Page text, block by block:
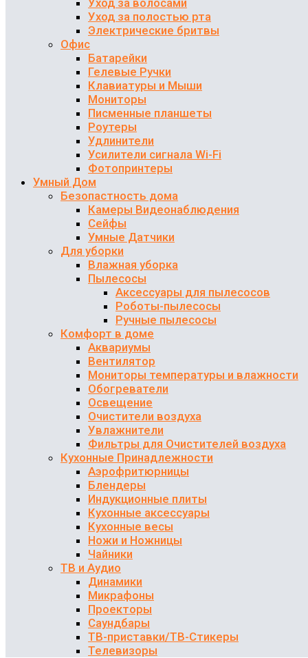
Уход за полостью рта
Электрические бритвы
Офис
Батарейки
Гелевые Ручки
Клавиатуры и Мыши
Мониторы
Писменные планшеты
Роутеры
Удлинители
Усилители сигнала Wi-Fi
Фотопринтеры
Умный Дом
Безопастность дома
Камеры Видеонаблюдения
Сейфы
Умные Датчики
Для уборки
Влажная уборка
Пылесосы
Аксессуары для пылесосов
Роботы-пылесосы
Ручные пылесосы
Комфорт в доме
Аквариумы
Вентилятор
Мониторы температуры и влажности
Обогреватели
Освещение
Очистители воздуха
Увлажнители
Фильтры для Очистителей воздуха
Кухонные Принадлежности
Аэрофритюрницы
Блендеры
Индукционные плиты
Кухонные аксессуары
Кухонные весы
Ножи и Ножницы
Чайники
ТВ и Аудио
Динамики
Микрафоны
Проекторы
Саундбары
ТВ-приставки/ТВ-Стикеры
Телевизоры